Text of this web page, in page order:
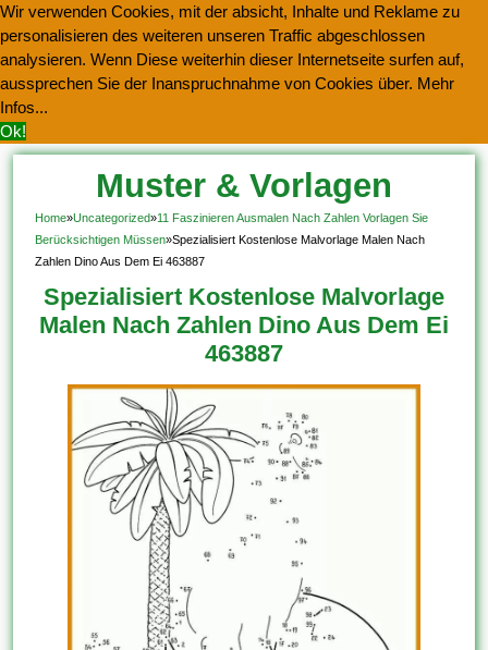
Wir verwenden Cookies, mit der absicht, Inhalte und Reklame zu
personalisieren des weiteren unseren Traffic abgeschlossen
analysieren. Wenn Diese weiterhin dieser Internetseite surfen auf,
aussprechen Sie der Inanspruchnahme von Cookies über. Mehr
Infos...
Ok!
Muster & Vorlagen
Kostenlos Herunterladen
Home»Uncategorized»11 Faszinieren Ausmalen Nach Zahlen Vorlagen Sie
Berücksichtigen Müssen»Spezialisiert Kostenlose Malvorlage Malen Nach
Zahlen Dino Aus Dem Ei 463887
Spezialisiert Kostenlose Malvorlage
Malen Nach Zahlen Dino Aus Dem Ei
463887